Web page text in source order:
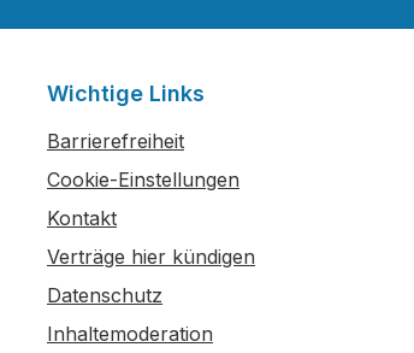
Wichtige Links
Barrierefreiheit
Cookie-Einstellungen
Kontakt
Verträge hier kündigen
Datenschutz
Inhaltemoderation